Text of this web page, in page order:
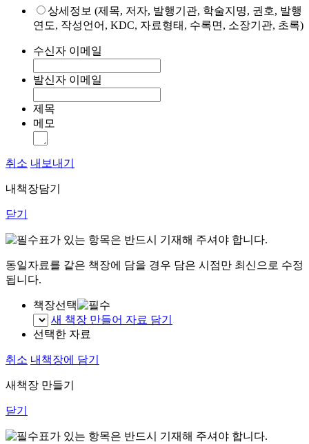
상세정보 (제목, 저자, 발행기관, 학술지명, 권호, 발행
연도, 작성언어, KDC, 자료형태, 수록면, 소장기관, 초록)
수신자 이메일
발신자 이메일
제목
메모
취소 내보내기
내책장담기
닫기
표가 있는 항목은 반드시 기재해 주셔야 합니다.
동일자료를 같은 책장에 담을 경우 담은 시점만 최신으로 수정
됩니다.
책장선택
새 책장 만들어 자료 담기
선택한 자료
취소 내책장에 담기
새책장 만들기
닫기
표가 있는 항목은 반드시 기재해 주셔야 합니다.